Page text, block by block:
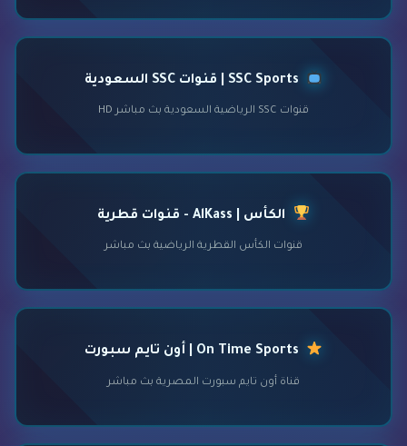
قنوات SSC الرياضية السعودية بث مباشر HD
الكأس | AlKass - قنوات قطرية
قنوات الكأس القطرية الرياضية بث مباشر
قناة أون تايم سبورت المصرية بث مباشر